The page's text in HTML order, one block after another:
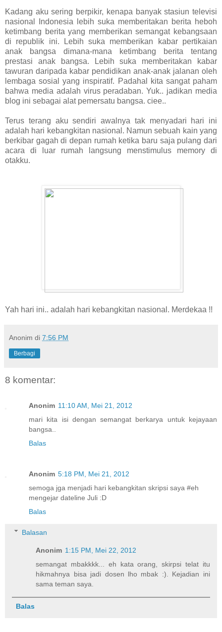
Kadang aku sering berpikir, kenapa banyak stasiun televisi
nasional Indonesia lebih suka memberitakan berita heboh
ketimbang berita yang memberikan semangat kebangsaan
di republik ini. Lebih suka memberikan kabar pertikaian
anak bangsa dimana-mana ketimbang berita tentang
prestasi anak bangsa. Lebih suka memberitakan kabar
tawuran daripada kabar pendidikan anak-anak jalanan oleh
lembaga sosial yang inspiratif. Padahal kita sangat paham
bahwa media adalah virus peradaban. Yuk.. jadikan media
blog ini sebagai alat pemersatu bangsa. ciee..
Terus terang aku sendiri awalnya tak menyadari hari ini
adalah hari kebangkitan nasional. Namun sebuah kain yang
berkibar gagah di depan rumah ketika baru saja pulang dari
acara di luar rumah langsung menstimulus memory di
otakku.
Yah hari ini.. adalah hari kebangkitan nasional. Merdekaa !!
Anonim di 7:56 PM
Berbagi
8 komentar:
Anonim 11:10 AM, Mei 21, 2012
mari kita isi dengan semangat berkarya untuk kejayaan
bangsa..
Balas
Anonim 5:18 PM, Mei 21, 2012
semoga jga menjadi hari kebangkitan skripsi saya #eh
mengejar dateline Juli :D
Balas
Balasan
Anonim 1:15 PM, Mei 22, 2012
semangat mbakkkk... eh kata orang, skirpsi telat itu
hikmahnya bisa jadi dosen lho mbak :). Kejadian ini
sama teman saya.
Balas